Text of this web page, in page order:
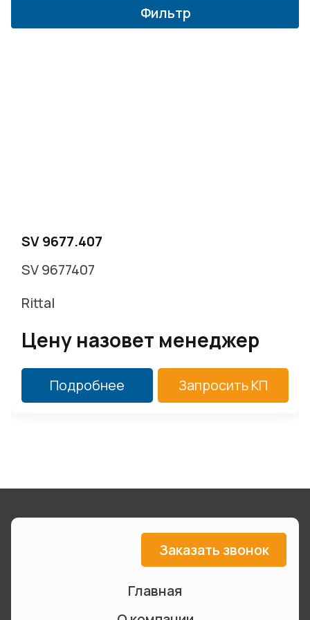
г. Москва, Варшавское ш. д.17 стр.2
Фильтр
SV 9677.407
SV 9677407
Rittal
Цену назовет менеджер
Подробнее Запросить КП
Заказать звонок
Главная